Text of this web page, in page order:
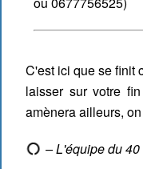
C'est ici que se finit
laisser sur votre
amènera ailleurs,
– L'équipe du 40